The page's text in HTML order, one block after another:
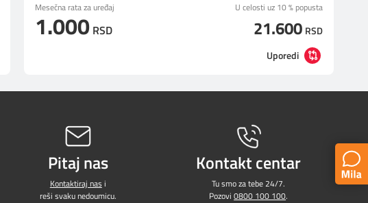
Mesečna rata za uređaj
1.000 RSD
U celosti uz 10 % popusta
21.600 RSD
Uporedi
Pitaj nas
Kontaktiraj nas i
reši svaku nedoumicu.
Kontakt centar
Tu smo za tebe 24/7.
Pozovi0800 100 100.